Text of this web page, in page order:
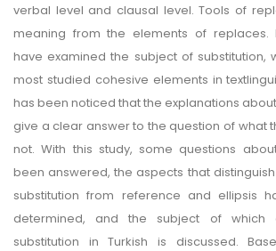
verbal level and clausal level. Tools of
meaning from the elements of replaces.
have examined the subject of substitution,
most studied cohesive elements in
has been noticed that the explanations
give a clear answer to the question of what
not. With this study, some questions
been answered, the aspects that
substitution from reference and ellipsis
determined, and the subject of which
substitution in Turkish is discussed.